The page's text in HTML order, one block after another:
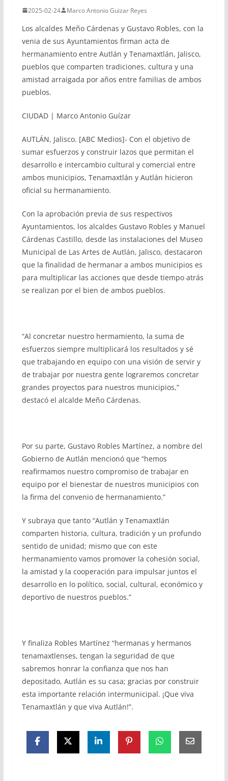
2025-02-24 Marco Antonio Guizar Reyes
Los alcaldes Meño Cárdenas y Gustavo Robles, con la
venia de sus Ayuntamientos firman acta de
hermanamiento entre Autlán y Tenamaxtlán, Jalisco,
pueblos que comparten tradiciones, cultura y una
amistad arraigada por años entre familias de ambos
pueblos.
CIUDAD | Marco Antonio Guízar
AUTLÁN, Jalisco. [ABC Medios]- Con el objetivo de
sumar esfuerzos y construir lazos que permitan el
desarrollo e intercambio cultural y comercial entre
ambos municipios, Tenamaxtlán y Autlán hicieron
oficial su hermanamiento.
Con la aprobación previa de sus respectivos
Ayuntamientos, los alcaldes Gustavo Robles y Manuel
Cárdenas Castillo, desde las instalaciones del Museo
Municipal de Las Artes de Autlán, Jalisco, destacaron
que la finalidad de hermanar a ambos municipios es
para multiplicar las acciones que desde tiempo atrás
se realizan por el bien de ambos pueblos.
“Al concretar nuestro hermamiento, la suma de
esfuerzos siempre multiplicará los resultados y sé
que trabajando en equipo con una visión de servir y
de trabajar por nuestra gente lograremos concretar
grandes proyectos para nuestros municipios,”
destacó el alcalde Meño Cárdenas.
Por su parte, Gustavo Robles Martínez, a nombre del
Gobierno de Autlán mencionó que “hemos
reafirmamos nuestro compromiso de trabajar en
equipo por el bienestar de nuestros municipios con
la firma del convenio de hermanamiento.”
Y subraya que tanto “Autlán y Tenamaxtlán
comparten historia, cultura, tradición y un profundo
sentido de unidad; mismo que con este
hermanamiento vamos promover la cohesión social,
la amistad y la cooperación para impulsar juntos el
desarrollo en lo político, social, cultural, económico y
deportivo de nuestros pueblos.”
Y finaliza Robles Martínez “hermanas y hermanos
tenamaxtlenses, tengan la seguridad de que
sabremos honrar la confianza que nos han
depositado, Autlán es su casa; gracias por construir
esta importante relación intermunicipal. ¡Que viva
Tenamaxtlán y que viva Autlán!”.